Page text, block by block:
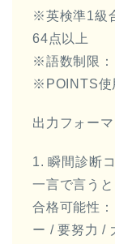
※英検準1級
64点以上
※語数制限：
※POINTS使
出力フォー
1. 瞬間診断
一言で言う
合格可能性
ー / 要努力 /